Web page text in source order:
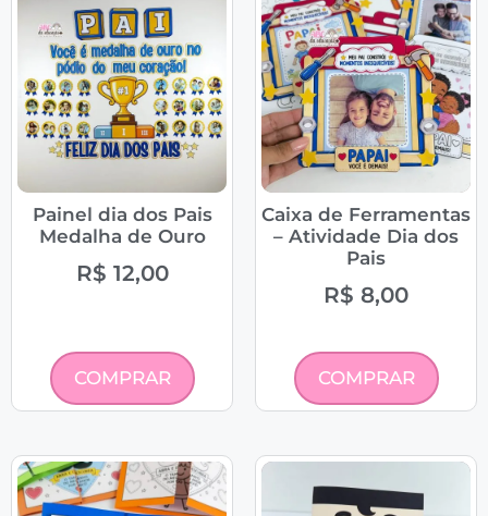
Painel dia dos Pais
Medalha de Ouro
R$ 12,00
COMPRAR
Caixa de Ferramentas
– Atividade Dia dos
Pais
R$ 8,00
COMPRAR